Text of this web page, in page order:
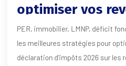
optimiser vos
PER, immobilier, LMNP, déficit
les meilleures stratégies pour
déclaration d’impôts 2026 sur les